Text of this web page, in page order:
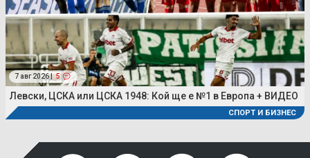
7 авг 2026 | 5
Левски, ЦСКА или ЦСКА 1948: Кой ще е №1 в Европа + ВИДЕО
СПОРТ И БИЗНЕС